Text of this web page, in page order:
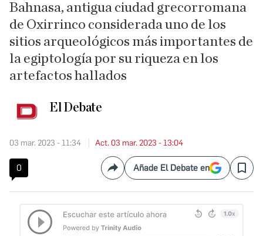
Bahnasa, antigua ciudad grecorromana
de Oxirrinco considerada uno de los
sitios arqueológicos más importantes de
la egiptología por su riqueza en los
artefactos hallados
El Debate
03 mar. 2023 - 11:34 Act. 03 mar. 2023 - 13:04
0 CompartirAñade El Debate en Save